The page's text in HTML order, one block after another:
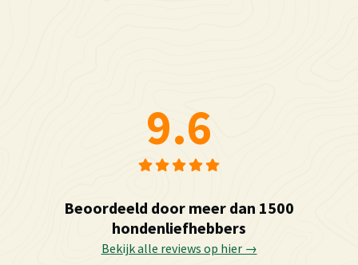
9.6
Beoordeeld door meer dan 1500
hondenliefhebbers
Bekijk alle reviews op hier →